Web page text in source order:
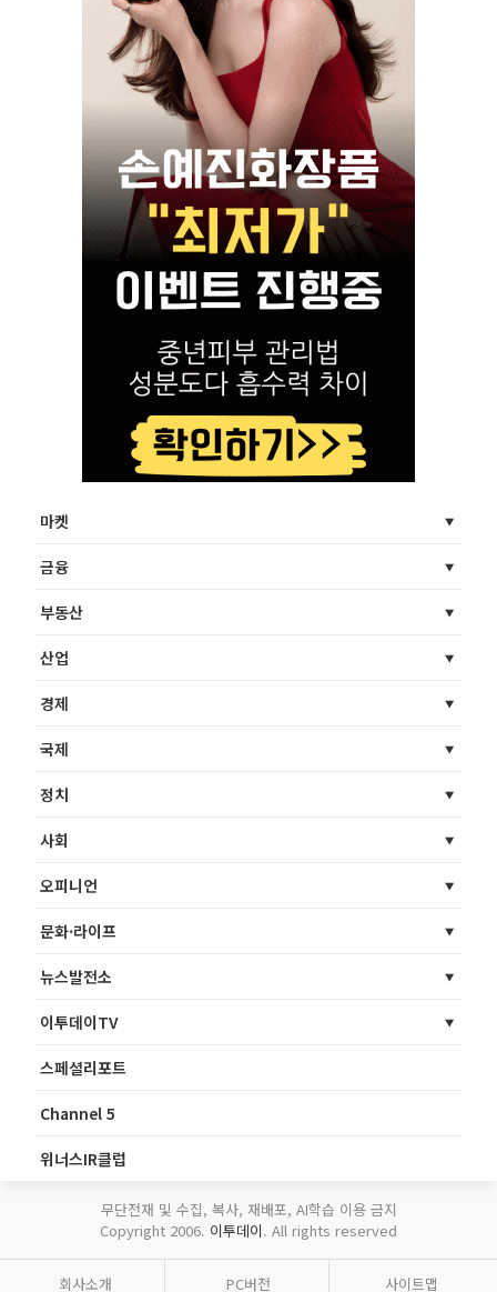
마켓
금융
부동산
산업
경제
국제
정치
사회
오피니언
문화·라이프
뉴스발전소
이투데이TV
스페셜리포트
Channel 5
위너스IR클럽
무단전재 및 수집, 복사, 재배포, AI학습 이용 금지
Copyright 2006. 이투데이. All rights reserved
회사소개 PC버전 사이트맵